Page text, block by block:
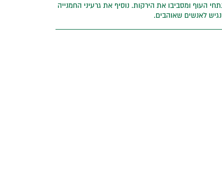
העוף ומסביבו את הירקות. נוסיף את גרעיני החמנייה
לאנשים שאוהבים.